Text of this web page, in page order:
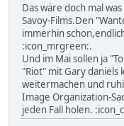
Das wäre doch mal
Savoy-Films.Den
immerhin
:icon_mrgreen:.
Und im Mai sollen ja
"Riot" mit Gary daniels
weitermachen und
Image Organization-
jeden Fall holen.